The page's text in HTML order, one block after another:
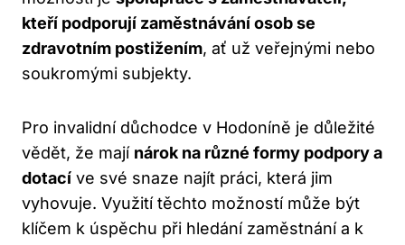
kteří podporují zaměstnávání osob se
zdravotním postižením, ať už veřejnými nebo
soukromými subjekty.
Pro invalidní důchodce v Hodoníně je důležité
vědět, že mají nárok na různé formy podpory a
dotací ve své snaze najít práci, která jim
vyhovuje. Využití těchto možností může být
klíčem k úspěchu při hledání zaměstnání a k